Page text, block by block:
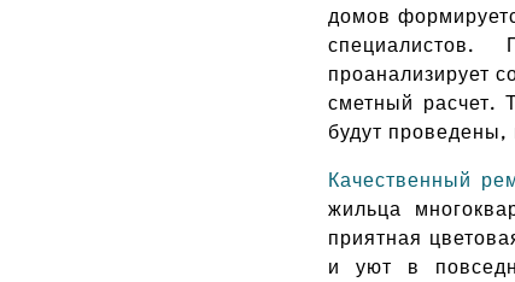
домов
проанализирует
сметный расчет.
будут проведены,
Качественный
жильца
приятная
и уют в